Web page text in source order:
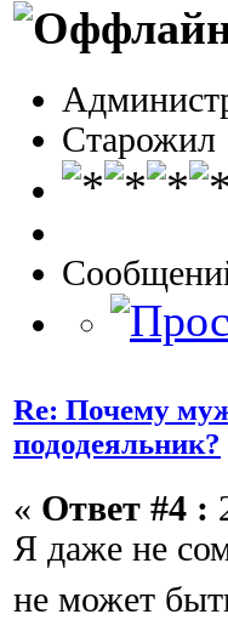
Старожил
Re: Почему
пододеяльник?
« Ответ #4 :
Я даже не
не может